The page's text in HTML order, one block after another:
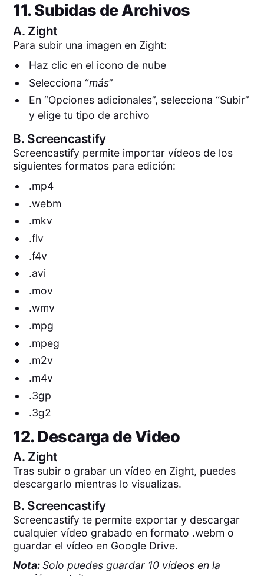
11. Subidas de Archivos
A. Zight
Para subir una imagen en Zight:
Haz clic en el icono de nube
Selecciona “más”
En “Opciones adicionales”, selecciona “Subir”
y elige tu tipo de archivo
B. Screencastify
Screencastify permite importar vídeos de los
siguientes formatos para edición:
.mp4
.webm
.mkv
.flv
.f4v
.avi
.mov
.wmv
.mpg
.mpeg
.m2v
.m4v
.3gp
.3g2
12. Descarga de Video
A. Zight
Tras subir o grabar un vídeo en Zight, puedes
descargarlo mientras lo visualizas.
B. Screencastify
Screencastify te permite exportar y descargar
cualquier vídeo grabado en formato .webm o
guardar el vídeo en Google Drive.
Nota:Solo puedes guardar 10 vídeos en la